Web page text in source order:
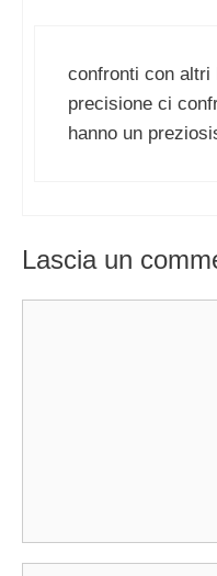
confronti con
precisione ci
hanno un
Lascia un